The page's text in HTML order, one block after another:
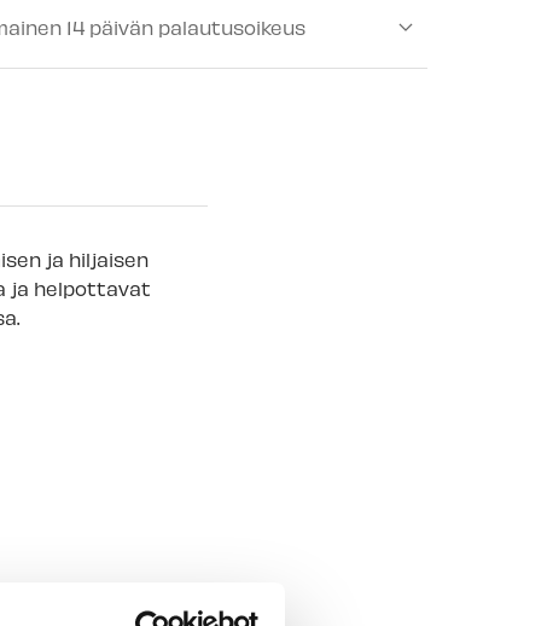
myymälä-Tilapäisesti loppu
14 päivän palautusoikeus
ja hiljaisen
ja helpottavat